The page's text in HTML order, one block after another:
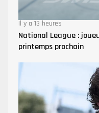
Il y a 13 heures
National League :
printemps prochain